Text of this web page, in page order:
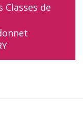
Classes de